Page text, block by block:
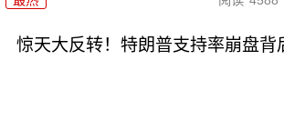
惊天大反转！特朗普支持率崩盘背